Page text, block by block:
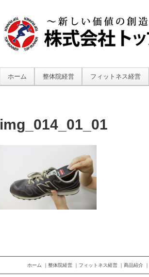
ホーム 整体院経営 フィットネス経営
img_014_01_01
ホーム 整体院経営 フィットネス経営 商品紹介